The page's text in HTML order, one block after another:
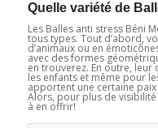
Quelle variété de
Les Balles anti stress Béni
tous types. Tout d’abord,
d’animaux ou en
avec des formes
en trouverez. En outre,
les enfants et même pour
apportent une certaine
Alors, pour plus de
à en offrir!